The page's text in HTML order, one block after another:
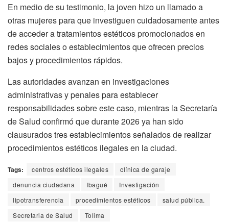
En medio de su testimonio, la joven hizo un llamado a
otras mujeres para que investiguen cuidadosamente antes
de acceder a tratamientos estéticos promocionados en
redes sociales o establecimientos que ofrecen precios
bajos y procedimientos rápidos.
Las autoridades avanzan en investigaciones
administrativas y penales para establecer
responsabilidades sobre este caso, mientras la Secretaría
de Salud confirmó que durante 2026 ya han sido
clausurados tres establecimientos señalados de realizar
procedimientos estéticos ilegales en la ciudad.
Tags: centros estéticos ilegales
clínica de garaje
denuncia ciudadana
Ibagué
Investigación
lipotransferencia
procedimientos estéticos
salud pública.
Secretaria de Salud
Tolima